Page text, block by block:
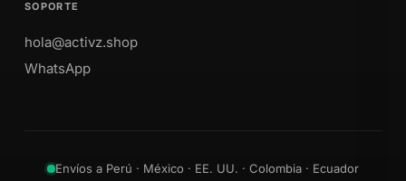
SOPORTE
hola@activz.shop
WhatsApp
Envíos a Perú · México · EE. UU. · Colombia · Ecuador